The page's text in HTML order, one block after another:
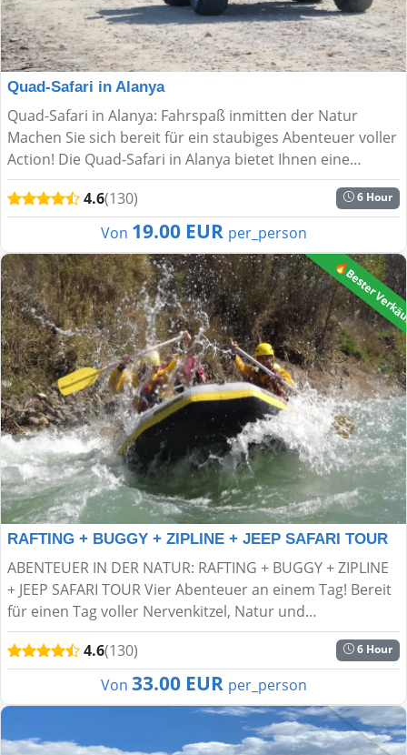
Quad-Safari in Alanya
Quad-Safari in Alanya: Fahrspaß inmitten der Natur
Machen Sie sich bereit für ein staubiges Abenteuer voller
Action! Die Quad-Safari in Alanya bietet Ihnen eine
aufregende Halbtagestour durch die wilde Schönheit des
...
4.6(130) 6 Hour
Von 19.00 EUR per_person
🔥Bester
RAFTING + BUGGY + ZIPLINE + JEEP SAFARI TOUR
ABENTEUER IN DER NATUR: RAFTING + BUGGY + ZIPLINE
+ JEEP SAFARI TOUR Vier Abenteuer an einem Tag! Bereit
für einen Tag voller Nervenkitzel, Natur und
unvergesslicher Erlebnisse? Diese Tour kombiniert
Rafting, Buggy-Sa...
4.6(130) 6 Hour
Von 33.00 EUR per_person